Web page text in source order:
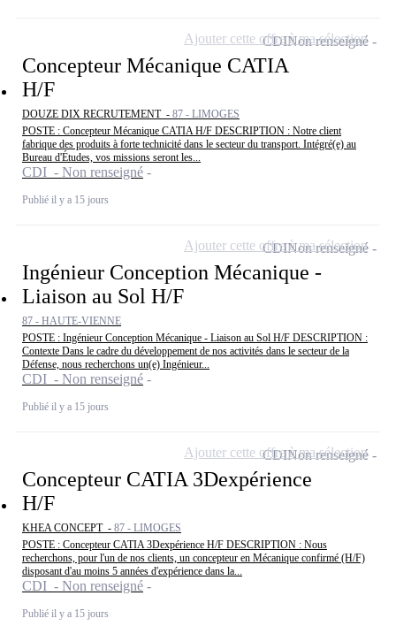
Concepteur Mécanique CATIA
H/F
DOUZE DIX RECRUTEMENT - 87 - LIMOGES
POSTE : Concepteur Mécanique CATIA H/F DESCRIPTION : Notre client
fabrique des produits à forte technicité dans le secteur du transport. Intégré(e) au
Bureau d'Études, vos missions seront les...
CDI - Non renseigné
Publié il y a 15 jours
CDINon renseigné
Ajouter cette offre à ma sélection
Ingénieur Conception Mécanique -
Liaison au Sol H/F
87 - HAUTE-VIENNE
POSTE : Ingénieur Conception Mécanique - Liaison au Sol H/F DESCRIPTION :
Contexte Dans le cadre du développement de nos activités dans le secteur de la
Défense, nous recherchons un(e) Ingénieur...
CDI - Non renseigné
Publié il y a 15 jours
CDINon renseigné
Ajouter cette offre à ma sélection
Concepteur CATIA 3Dexpérience
H/F
KHEA CONCEPT - 87 - LIMOGES
POSTE : Concepteur CATIA 3Dexpérience H/F DESCRIPTION : Nous
recherchons, pour l'un de nos clients, un concepteur en Mécanique confirmé (H/F)
disposant d'au moins 5 années d'expérience dans la...
CDI - Non renseigné
Publié il y a 15 jours
CDINon renseigné
Ajouter cette offre à ma sélection